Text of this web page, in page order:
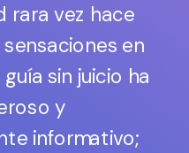
rara vez hace
en
sin juicio ha
y
informativo;